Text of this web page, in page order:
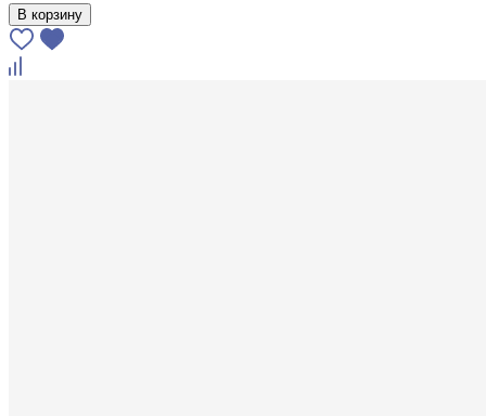
В корзину